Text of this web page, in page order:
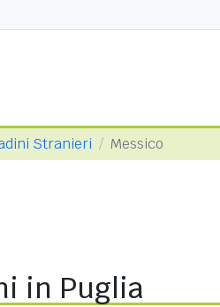
Stranieri Messico
in Puglia